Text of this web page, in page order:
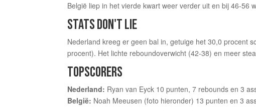
België liep in het vierde kwart weer verder uit en bij 46-56
STATS DON'T LIE
Nederland kreeg er geen bal in, getuige het 30,0 procent
procent). Het lichte reboundoverwicht (42-38) en meer
TOPSCORERS
Nederland: Ryan van Eyck 10 punten, 7 rebounds en 3
België: Noah Meeusen (foto hieronder) 13 punten en 3